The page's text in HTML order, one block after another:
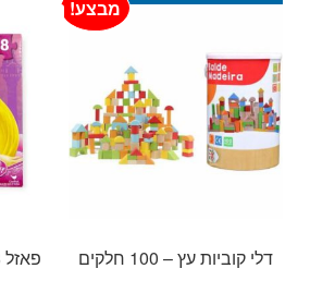
דלי קוביות עץ – 100 חלקים
מבצע!